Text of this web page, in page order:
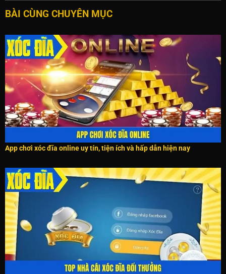
BÀI CÙNG CHUYÊN MỤC
App chơi xóc đĩa online uy tín, tiện ích và hấp dẫn hiện nay